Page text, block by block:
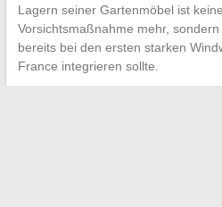
Lagern seiner Gartenmöbel ist
Vorsichtsmaßnahme mehr,
bereits bei den ersten starken
France integrieren sollte.